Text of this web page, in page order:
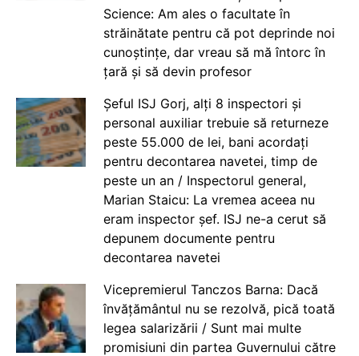
Science: Am ales o facultate în
străinătate pentru că pot deprinde noi
cunoștințe, dar vreau să mă întorc în
țară și să devin profesor
Șeful ISJ Gorj, alți 8 inspectori și
personal auxiliar trebuie să returneze
peste 55.000 de lei, bani acordați
pentru decontarea navetei, timp de
peste un an / Inspectorul general,
Marian Staicu: La vremea aceea nu
eram inspector șef. ISJ ne-a cerut să
depunem documente pentru
decontarea navetei
Vicepremierul Tanczos Barna: Dacă
învățământul nu se rezolvă, pică toată
legea salarizării / Sunt mai multe
promisiuni din partea Guvernului către